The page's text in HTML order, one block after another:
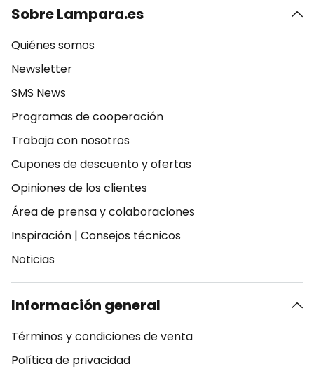
Sobre Lampara.es
Quiénes somos
Newsletter
SMS News
Programas de cooperación
Trabaja con nosotros
Cupones de descuento y ofertas
Opiniones de los clientes
Área de prensa y colaboraciones
Inspiración | Consejos técnicos
Noticias
Información general
Términos y condiciones de venta
Política de privacidad